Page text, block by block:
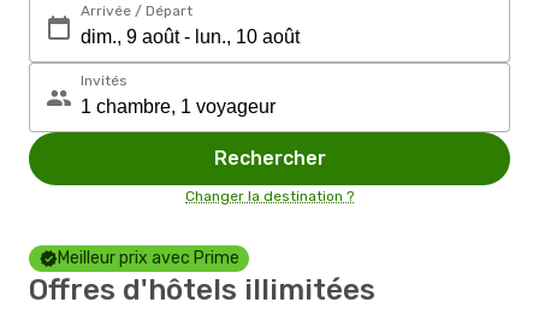
Arrivée / Départ
Invités
Rechercher
Changer la destination ?
Meilleur prix avec Prime
Offres d'hôtels illimitées